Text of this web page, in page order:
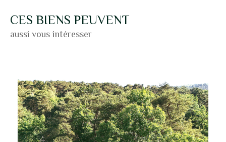
CES BIENS PEUVENT
aussi vous intéresser